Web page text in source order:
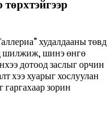
худалдааны төвд
шилжиж, шинэ өнгө
дотоод заслыг орчин
хээ хуарыг хослуулан
гаргахаар зорин